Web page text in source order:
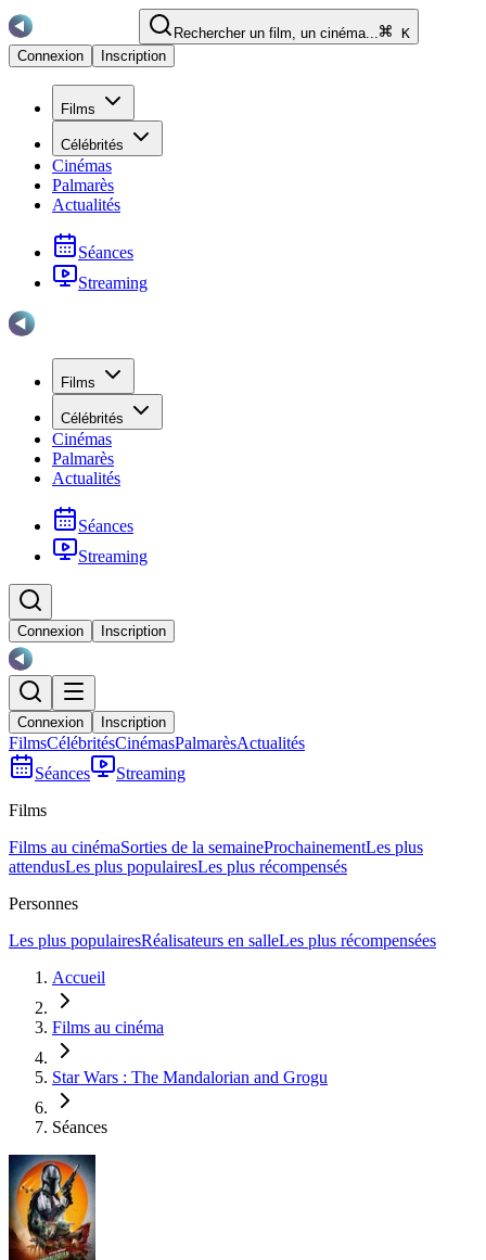
Rechercher un film, un cinéma...
K
Connexion
Inscription
Films
Célébrités
Cinémas
Palmarès
Actualités
Séances
Streaming
Films
Célébrités
Cinémas
Palmarès
Actualités
Séances
Streaming
Connexion Inscription
Connexion Inscription
FilmsCélébritésCinémasPalmarèsActualités
Séances
Streaming
Films
Films au cinémaSorties de la semaineProchainementLes plus
attendusLes plus populairesLes plus récompensés
Personnes
Les plus populairesRéalisateurs en salleLes plus récompensées
Accueil
Films au cinéma
Star Wars : The Mandalorian and Grogu
Séances